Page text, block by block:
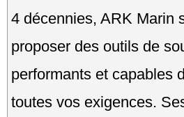
4 décennies, ARK Marin
proposer des outils de
performants et capables
toutes vos exigences.